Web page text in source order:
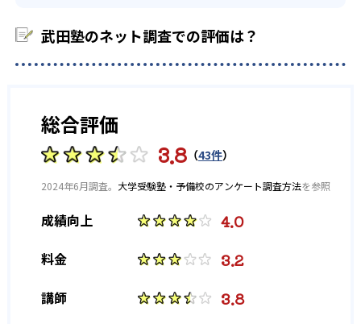
参考書を使用し、効率的に勉強を進める
武田塾では、人は一度覚えても、いずれ忘れることを前提
をインプットする時間に回せるので効率的にたくさん知識
を吸収できる。
また、忘れても、テキストですぐ見直し、忘れない状態を
作り出すことが可能。勉強方法も講師が指導してくれ、復
したい子どもは、徹底個別特訓のコースを選択しなければ
いけない。
※2023年度
公式ホームページ掲載
武田塾のネット調査での評価は？
総合評価
3.8 （43件）
2024年6月調査。 大学受験塾・予備校のアンケート調査方法を参照
成績向上 4.0
料金 3.2
講師 3.8